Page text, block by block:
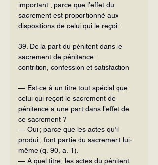
important ; parce que l’effet du
sacrement est proportionné aux
dispositions de celui qui le reçoit.
39. De la part du pénitent dans le
sacrement de pénitence :
contrition, confession et satisfaction
— Est-ce à un titre tout spécial que
celui qui reçoit le sacrement de
pénitence a une part dans l’effet de
ce sacrement ?
— Oui ; parce que les actes qu’il
produit, font partie du sacrement lui-
même (q. 90, a. 1).
— A quel titre, les actes du pénitent